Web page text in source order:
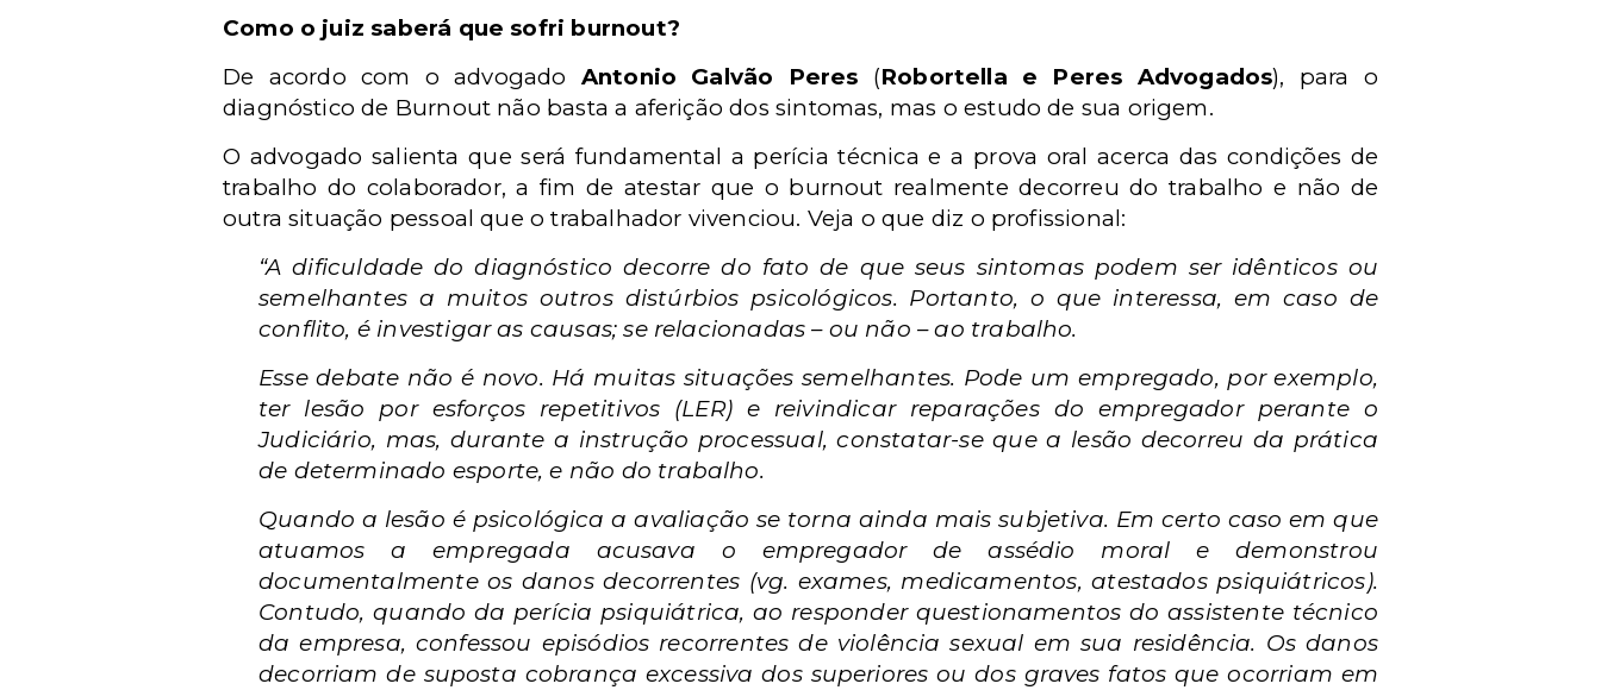
Como o juiz saberá que sofri burnout?
De acordo com o advogado Antonio Galvão Peres (Robortella e Peres Advogados), para o
diagnóstico de Burnout não basta a aferição dos sintomas, mas o estudo de sua origem.
O advogado salienta que será fundamental a perícia técnica e a prova oral acerca das condições de
trabalho do colaborador, a fim de atestar que o burnout realmente decorreu do trabalho e não de
outra situação pessoal que o trabalhador vivenciou. Veja o que diz o profissional:
“A dificuldade do diagnóstico decorre do fato de que seus sintomas podem ser idênticos ou
semelhantes a muitos outros distúrbios psicológicos. Portanto, o que interessa, em caso de
conflito, é investigar as causas; se relacionadas – ou não – ao trabalho.
Esse debate não é novo. Há muitas situações semelhantes. Pode um empregado, por exemplo,
ter lesão por esforços repetitivos (LER) e reivindicar reparações do empregador perante o
Judiciário, mas, durante a instrução processual, constatar-se que a lesão decorreu da prática
de determinado esporte, e não do trabalho.
Quando a lesão é psicológica a avaliação se torna ainda mais subjetiva. Em certo caso em que
atuamos a empregada acusava o empregador de assédio moral e demonstrou
documentalmente os danos decorrentes (vg. exames, medicamentos, atestados psiquiátricos).
Contudo, quando da perícia psiquiátrica, ao responder questionamentos do assistente técnico
da empresa, confessou episódios recorrentes de violência sexual em sua residência. Os danos
decorriam de suposta cobrança excessiva dos superiores ou dos graves fatos que ocorriam em